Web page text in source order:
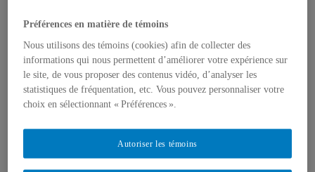
À propos
Présentation
Projet FODAR
L’équipe
Contact
Articles informatifs
Références sur la vie des jeunes
Textes de référence
Effets des médias sur les jeunes
Productions/interventions inspirantes
Témoignages
Préférences en matière de témoins
Nous utilisons des témoins (cookies) afin de collecter des
informations qui nous permettent d’améliorer votre expérience sur
le site, de vous proposer des contenus vidéo, d’analyser les
statistiques de fréquentation, etc. Vous pouvez personnaliser votre
choix en sélectionnant « Préférences ».
Autoriser les témoins